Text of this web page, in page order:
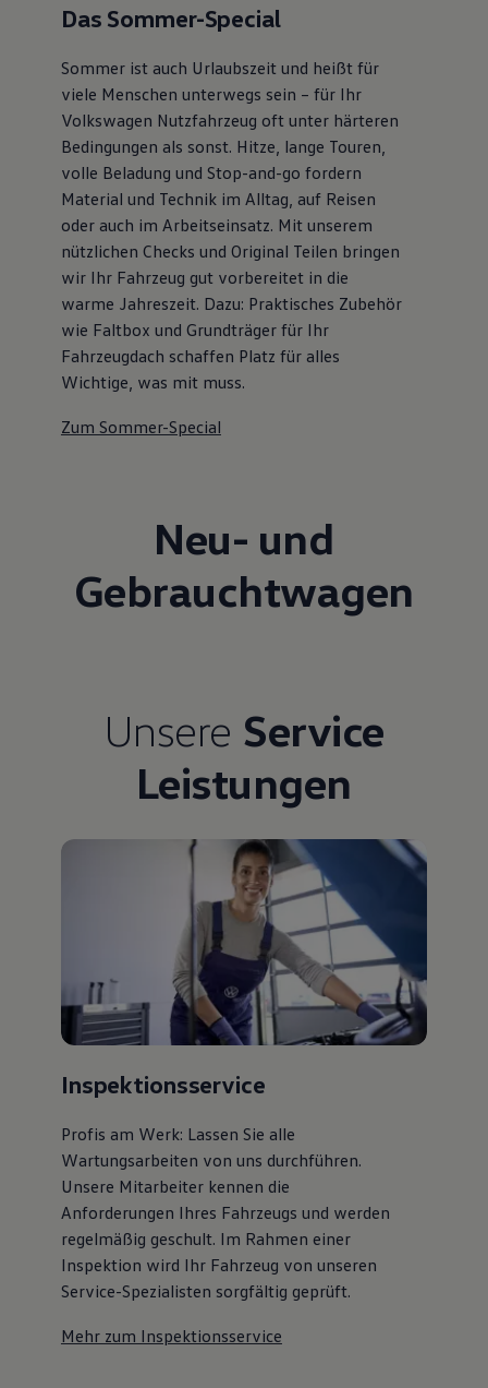
Das Sommer-Special
Sommer ist auch Urlaubszeit und heißt für
viele Menschen unterwegs sein – für Ihr
Volkswagen Nutzfahrzeug oft unter härteren
Bedingungen als sonst. Hitze, lange Touren,
volle Beladung und Stop-and-go fordern
Material und Technik im Alltag, auf Reisen
oder auch im Arbeitseinsatz. Mit unserem
nützlichen Checks und Original Teilen bringen
wir Ihr Fahrzeug gut vorbereitet in die
warme Jahreszeit. Dazu: Praktisches Zubehör
wie Faltbox und Grundträger für Ihr
Fahrzeugdach schaffen Platz für alles
Wichtige, was mit muss.
Zum Sommer-Special
Neu- und
Gebrauchtwagen
Unsere Service
Leistungen
Inspektionsservice
Profis am Werk: Lassen Sie alle
Wartungsarbeiten von uns durchführen.
Unsere Mitarbeiter kennen die
Anforderungen Ihres Fahrzeugs und werden
regelmäßig geschult. Im Rahmen einer
Inspektion wird Ihr Fahrzeug von unseren
Service-Spezialisten sorgfältig geprüft.
Mehr zum Inspektionsservice